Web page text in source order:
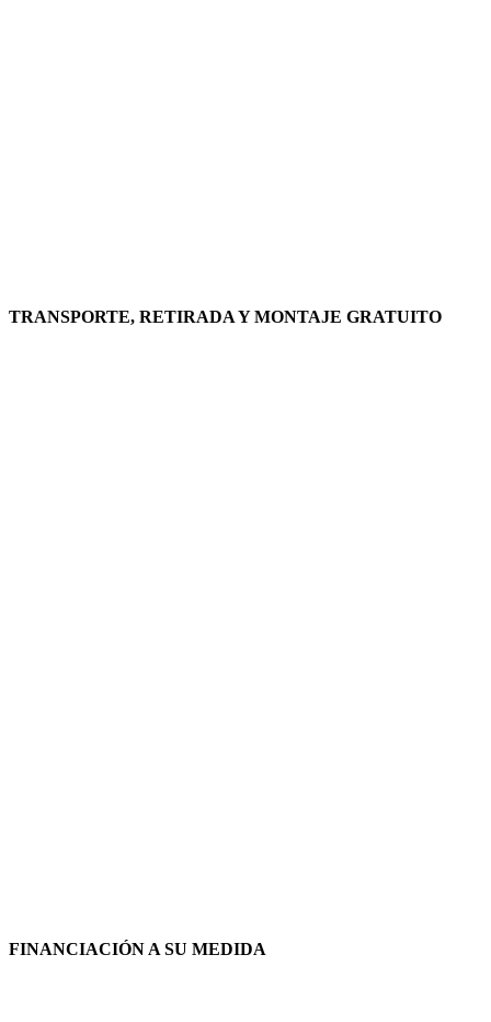
TRANSPORTE, RETIRADA Y MONTAJE GRATUITO
FINANCIACIÓN A SU MEDIDA